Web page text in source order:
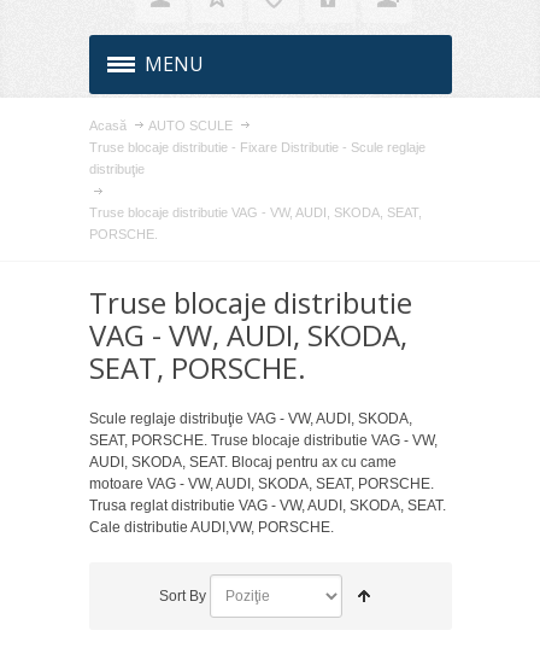
MENU
Acasă
AUTO SCULE
Truse blocaje distributie - Fixare Distributie - Scule reglaje
distribuţie
Truse blocaje distributie VAG - VW, AUDI, SKODA, SEAT,
PORSCHE.
Truse blocaje distributie
VAG - VW, AUDI, SKODA,
SEAT, PORSCHE.
Scule reglaje distribuţie VAG - VW, AUDI, SKODA,
SEAT, PORSCHE. Truse blocaje distributie VAG - VW,
AUDI, SKODA, SEAT. Blocaj pentru ax cu came
motoare VAG - VW, AUDI, SKODA, SEAT, PORSCHE.
Trusa reglat distributie VAG - VW, AUDI, SKODA, SEAT.
Cale distributie AUDI,VW, PORSCHE.
Sort By